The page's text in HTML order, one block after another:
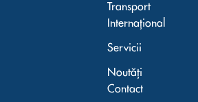
Transport
Internațional
Servicii
Noutăți
Contact